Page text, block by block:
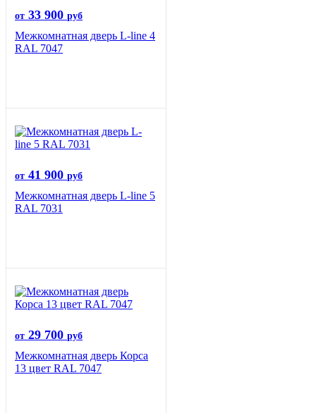
от 33 900 руб
Межкомнатная дверь L-line 4
RAL 7047
от 41 900 руб
Межкомнатная дверь L-line 5
RAL 7031
от 29 700 руб
Межкомнатная дверь Корса
13 цвет RAL 7047